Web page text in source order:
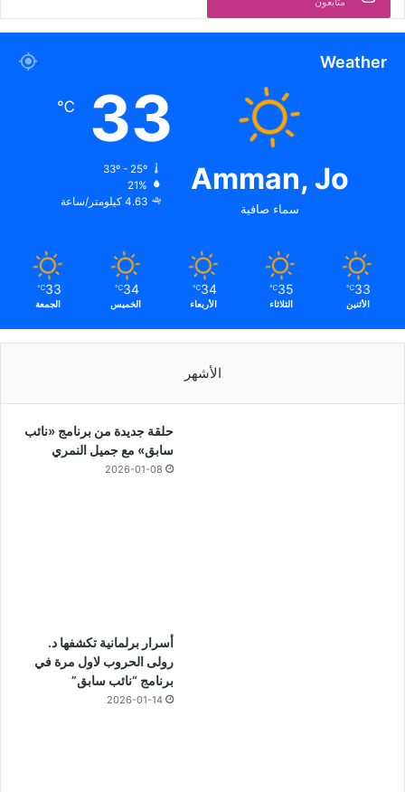
Weather
Amman, Jo
سماء صافية
33
℃
33º - 25º
21%
4.63 كيلومتر/ساعة
33
℃
الأثنين
35
℃
الثلاثاء
34
℃
الأربعاء
34
℃
الخميس
33
℃
الجمعة
الأشهر
حلقة جديدة من برنامج «نائب
سابق» مع جميل النمري
2026-01-08
أسرار برلمانية تكشفها د.
رولى الحروب لاول مرة في
برنامج “نائب سابق”
2026-01-14